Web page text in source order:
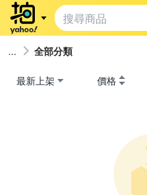
全部分類
最新上架 價格